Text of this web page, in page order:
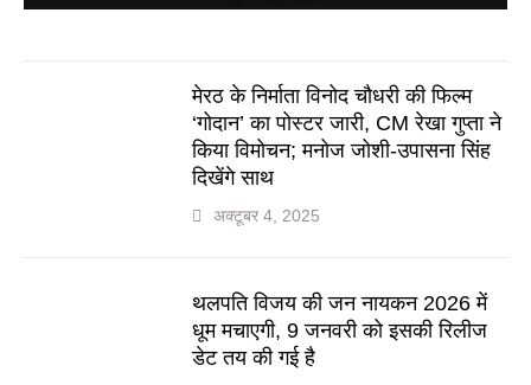
मेरठ के निर्माता विनोद चौधरी की फिल्म
‘गोदान’ का पोस्टर जारी, CM रेखा गुप्ता ने
किया विमोचन; मनोज जोशी-उपासना सिंह
दिखेंगे साथ
अक्टूबर 4, 2025
थलपति विजय की जन नायकन 2026 में
धूम मचाएगी, 9 जनवरी को इसकी रिलीज
डेट तय की गई है